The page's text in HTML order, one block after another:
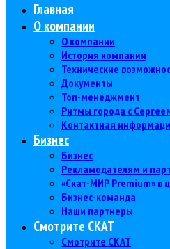
Главная
О компании
О компании
История компании
Технические
Документы
Топ-менеджмент
Ритмы города с
Контактная
Бизнес
Бизнес
Рекламодателям и
«Скат-МИР Premium» в
Бизнес-команда
Наши партнеры
Смотрите СКАТ
Смотрите СКАТ